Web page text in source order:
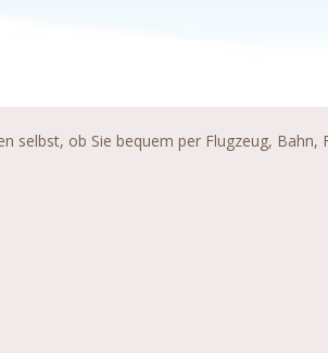
selbst, ob Sie bequem per Flugzeug, Bahn,